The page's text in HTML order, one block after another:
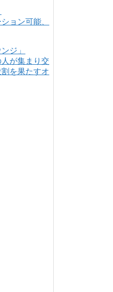
ョン可能、
が集まり交
を果たすオ